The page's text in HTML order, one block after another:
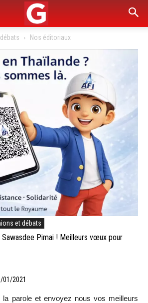
Nos éditoriaux
et débats
Sawasdee Pimai ! Meilleurs vœux pour
01/2021
parole et envoyez nous vos meilleurs